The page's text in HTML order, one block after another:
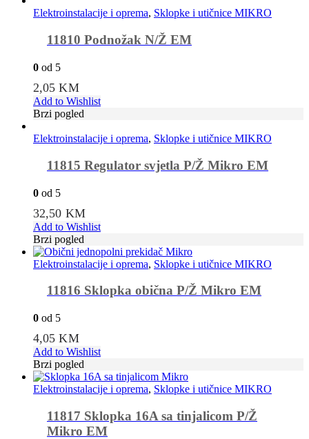
Elektroinstalacije i oprema, Sklopke i utičnice MIKRO
11810 Podnožak N/Ž EM
0 od 5
2,05KM
Add to Wishlist
Brzi pogled
Elektroinstalacije i oprema, Sklopke i utičnice MIKRO
11815 Regulator svjetla P/Ž Mikro EM
0 od 5
32,50 KM
Add to Wishlist
Brzi pogled
Elektroinstalacije i oprema, Sklopke i utičnice MIKRO
11816 Sklopka obična P/Ž Mikro EM
0 od 5
4,05KM
Add to Wishlist
Brzi pogled
Elektroinstalacije i oprema, Sklopke i utičnice MIKRO
11817 Sklopka 16A sa tinjalicom P/Ž
Mikro EM